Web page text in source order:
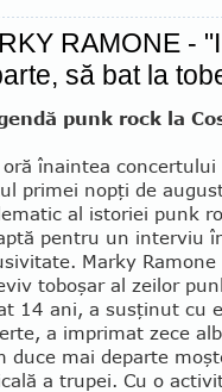
RAMONE -
să bat la
punk rock la
oră înaintea concertului
primei nopţi de
al istoriei punk
pentru un interviu
Marky
toboşar al zeilor
14 ani, a susţinut cu
a imprimat zece
duce mai departe
a trupei. Cu o